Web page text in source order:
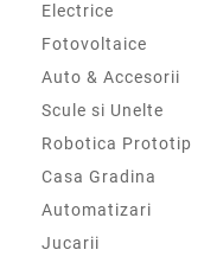
Electrice
Fotovoltaice
Auto & Accesorii
Scule si Unelte
Robotica Prototip
Casa Gradina
Automatizari
Jucarii